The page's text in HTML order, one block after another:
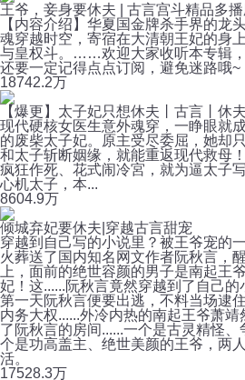
王爷，妾身要休夫 | 古言宫斗精品多播
【内容介绍】华夏国金牌杀手界的龙
魂穿越时空，寄宿在大清朝王妃的身
与皇权斗。……欢迎大家收听本专辑，
还要一定记得点点订阅，避免迷路哦~
18742.2万
【爆更】太子妃只想休夫丨古言丨休
现代硬核女医生意外魂穿，一睁眼就
的废柴太子妃。原主受尽委屈，她
和太子斩断姻缘，就能重返现代救母
疯狂作死、花式闹冷宮，就为逼太子
心机太子，本...
8604.9万
倾城弃妃要休夫|穿越古言甜宠
穿越到自己写的小说里？被王爷宠的
火葬送了国内知名网文作者阮秋言，
上，面前的绝世容颜的男子是南起王
妃！这......阮秋言竟然穿越到了自己的
第一天阮秋言便要出逃，不料当场逮
内务大权......外冷内热的南起王爷萧靖
了阮秋言的房间......一个是古灵精怪
个是功高盖主、绝世美颜的王爷，两
活。
17528.3万